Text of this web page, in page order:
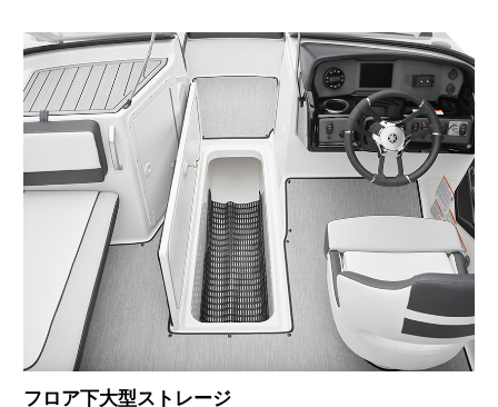
フロア下大型ストレージ